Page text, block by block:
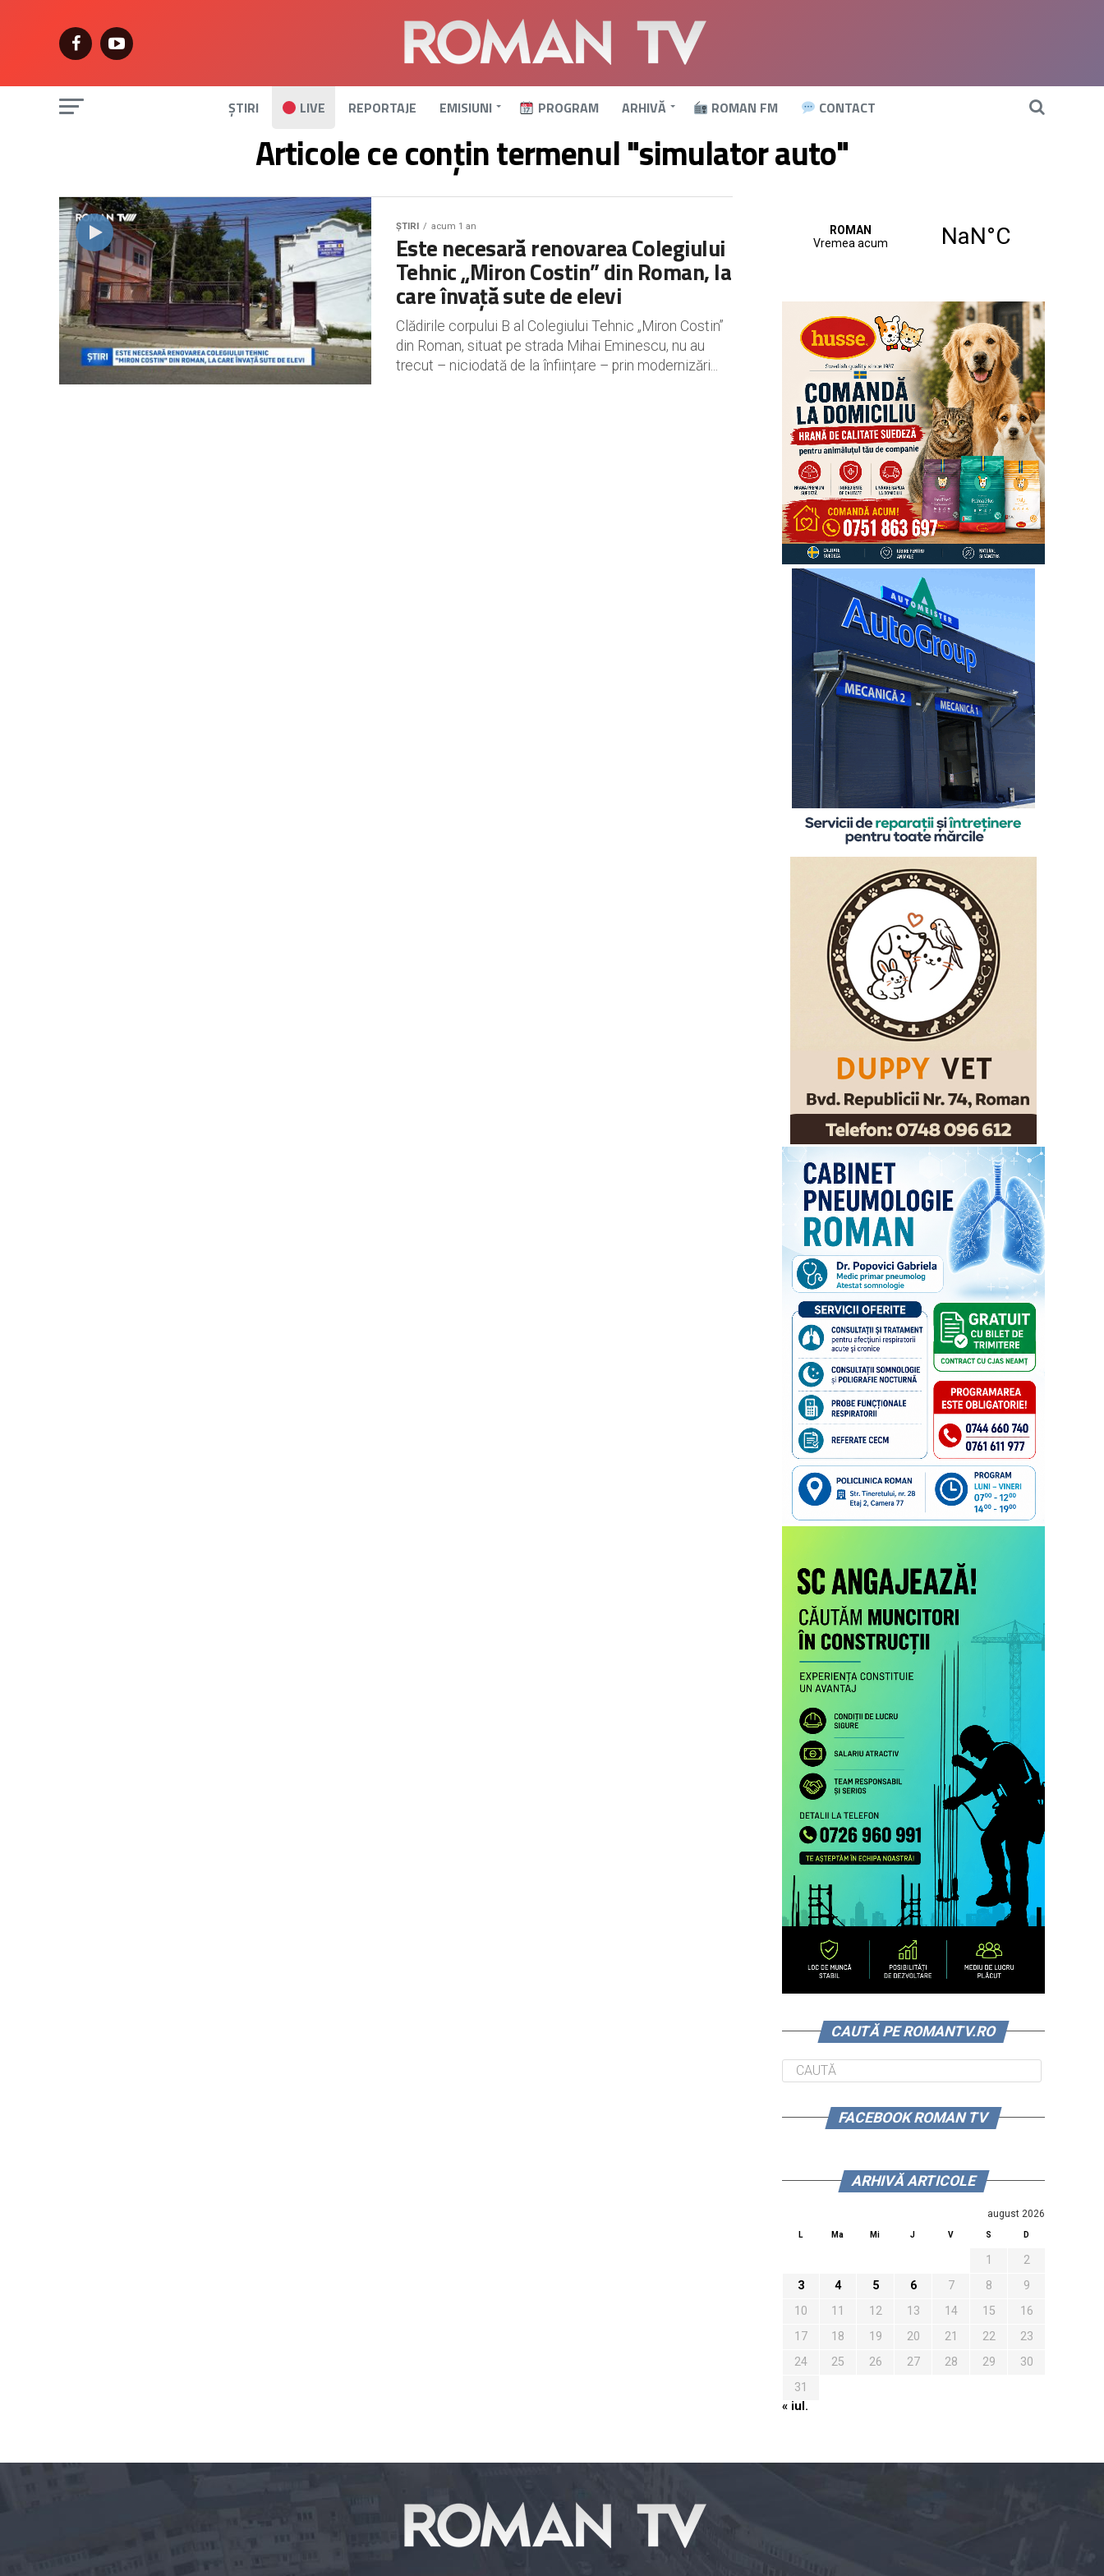
ȘTIRI LIVE REPORTAJE EMISIUNI PROGRAM ARHIVĂ ROMAN FM CONTACT
Articole ce conțin termenul "simulator auto"
ȘTIRI acum 1 an
Este necesară renovarea Colegiului
Tehnic „Miron Costin” din Roman, la
care învață sute de elevi
Clădirile corpului B al Colegiului Tehnic „Miron Costin”
din Roman, situat pe strada Mihai Eminescu, nu au
trecut – niciodată de la înființare – prin modernizări...
CAUTĂ PE ROMANTV.RO
FACEBOOK ROMAN TV
ARHIVĂ ARTICOLE
august 2026
L Ma Mi J V S D
1
2
3
4 5 6 7 8
9
10
11 12 13 14 15
16
17
18 19 20 21 22
23
24
25 26 27 28 29
30
31
« iul.